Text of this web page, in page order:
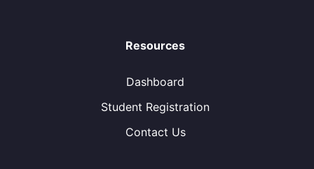
Resources
Dashboard
Student Registration
Contact Us